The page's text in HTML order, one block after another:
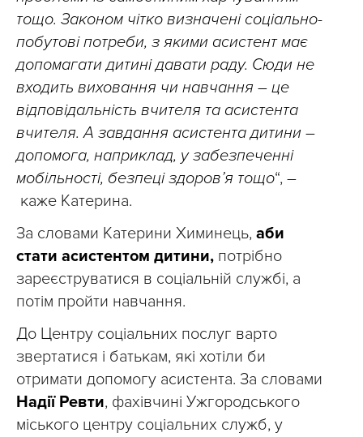
тощо. Законом чітко визначені соціально-
побутові потреби, з якими асистент має
допомагати дитині давати раду. Сюди не
входить виховання чи навчання – це
відповідальність вчителя та асистента
вчителя. А завдання асистента дитини –
допомога, наприклад, у забезпеченні
мобільності, безпеці здоров’я тощо“, –
каже Катерина.
За словами Катерини Химинець, аби
стати асистентом дитини, потрібно
зареєструватися в соціальній службі, а
потім пройти навчання.
До Центру соціальних послуг варто
звертатися і батькам, які хотіли би
отримати допомогу асистента. За словами
Надії Ревти, фахівчині Ужгородського
міського центру соціальних служб, у